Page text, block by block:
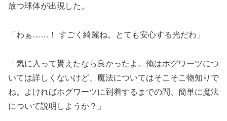
放つ球体が出現した。
「わぁ……！ すごく綺麗ね。とても安心する光だわ」
「気に入って貰えたなら良かったよ。俺はホグワーツにつ
いては詳しくないけど、魔法についてはそこそこ物知りで
ね。よければホグワーツに到着するまでの間、簡単に魔法
について説明しようか？」